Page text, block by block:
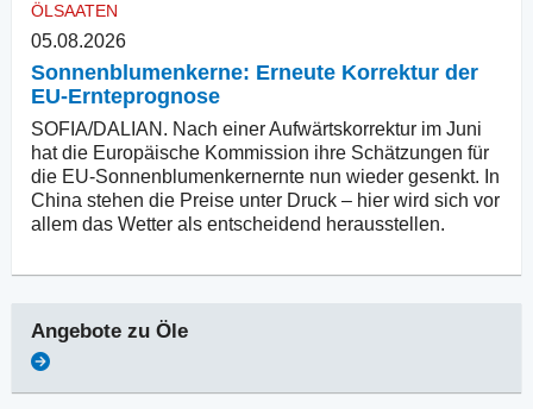
ÖLSAATEN
05.08.2026
Sonnenblumenkerne: Erneute Korrektur der
EU-Ernteprognose
SOFIA/DALIAN. Nach einer Aufwärtskorrektur im Juni
hat die Europäische Kommission ihre Schätzungen für
die EU-Sonnenblumenkernernte nun wieder gesenkt. In
China stehen die Preise unter Druck – hier wird sich vor
allem das Wetter als entscheidend herausstellen.
Angebote zu Öle